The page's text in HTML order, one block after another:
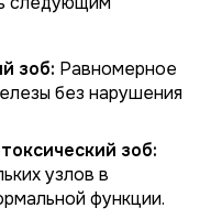
зоб: Равномерное
без нарушения
зоб:
узлов в
функции.